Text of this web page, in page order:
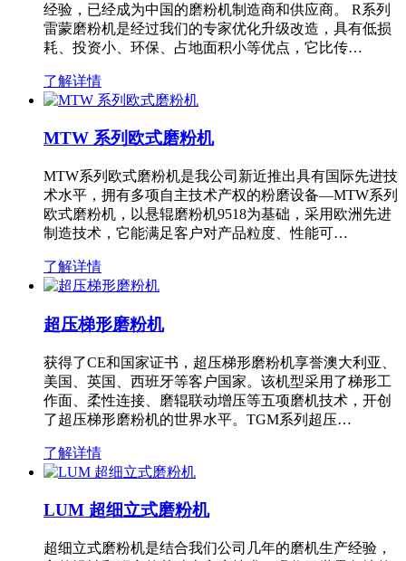
经验，已经成为中国的磨粉机制造商和供应商。 R系列
雷蒙磨粉机是经过我们的专家优化升级改造，具有低损
耗、投资小、环保、占地面积小等优点，它比传…
了解详情
MTW 系列欧式磨粉机
MTW系列欧式磨粉机是我公司新近推出具有国际先进技
术水平，拥有多项自主技术产权的粉磨设备—MTW系列
欧式磨粉机，以悬辊磨粉机9518为基础，采用欧洲先进
制造技术，它能满足客户对产品粒度、性能可…
了解详情
超压梯形磨粉机
获得了CE和国家证书，超压梯形磨粉机享誉澳大利亚、
美国、英国、西班牙等客户国家。该机型采用了梯形工
作面、柔性连接、磨辊联动增压等五项磨机技术，开创
了超压梯形磨粉机的世界水平。TGM系列超压…
了解详情
LUM 超细立式磨粉机
超细立式磨粉机是结合我们公司几年的磨机生产经验，